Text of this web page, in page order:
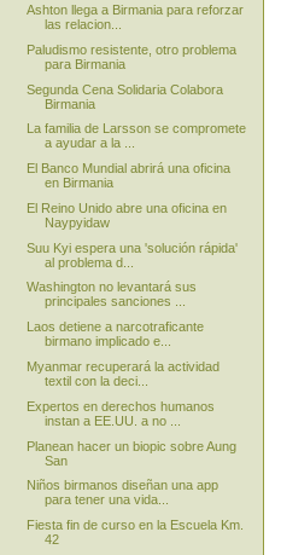
Ashton llega a Birmania para reforzar
las relacion...
Paludismo resistente, otro problema
para Birmania
Segunda Cena Solidaria Colabora
Birmania
La familia de Larsson se compromete
a ayudar a la ...
El Banco Mundial abrirá una oficina
en Birmania
El Reino Unido abre una oficina en
Naypyidaw
Suu Kyi espera una 'solución rápida'
al problema d...
Washington no levantará sus
principales sanciones ...
Laos detiene a narcotraficante
birmano implicado e...
Myanmar recuperará la actividad
textil con la deci...
Expertos en derechos humanos
instan a EE.UU. a no ...
Planean hacer un biopic sobre Aung
San
Niños birmanos diseñan una app
para tener una vida...
Fiesta fin de curso en la Escuela Km.
42